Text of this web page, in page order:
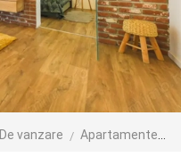
De vanzare Apartamente de vanzare